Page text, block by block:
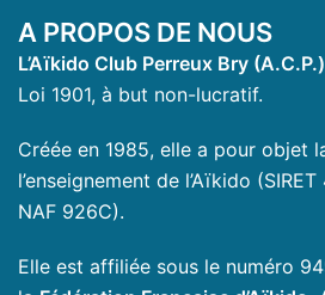
A PROPOS DE NOUS
L’Aïkido Club Perreux Bry (A.C.P.)
Loi 1901, à but non-lucratif.
Créée en 1985, elle a pour objet
l’enseignement de l’Aïkido
NAF 926C).
Elle est affiliée sous le numéro